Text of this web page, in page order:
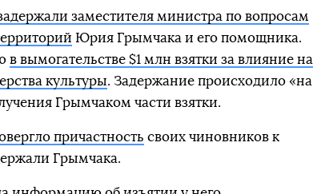
заместителя министра по вопросам
Юрия Грымчака и его помощника.
в вымогательстве $1 млн взятки за влияние на
культуры. Задержание происходило «на
Грымчаком части взятки.
причастность своих чиновников к
Грымчака.